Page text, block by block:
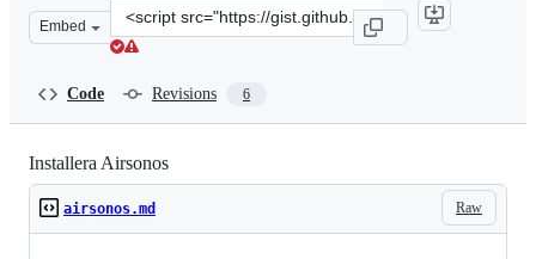
Embed
Clone
this
Code Revisions 6
Installera Airsonos
Raw
airsonos.md